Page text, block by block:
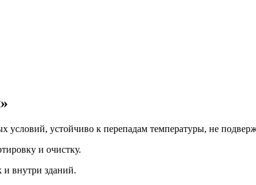
условий, устойчиво к перепадам температуры, не
и очистку.
и внутри зданий.